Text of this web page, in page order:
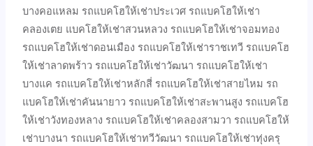
บางคอแหลม รถแบคโฮให้เช่าประเวศ รถแบคโฮให้เช่า
คลองเตย แบคโฮให้เช่าสวนหลวง รถแบคโฮให้เช่าจอมทอง
รถแบคโฮให้เช่าดอนเมือง รถแบคโฮให้เช่าราชเทวี รถแบคโฮ
ให้เช่าลาดพร้าว รถแบคโฮให้เช่าวัฒนา รถแบคโฮให้เช่า
บางแค รถแบคโฮให้เช่าหลักสี่ รถแบคโฮให้เช่าสายไหม รถ
แบคโฮให้เช่าคันนายาว รถแบคโฮให้เช่าสะพานสูง รถแบคโฮ
ให้เช่าวังทองหลาง รถแบคโฮให้เช่าคลองสามวา รถแบคโฮให้
เช่าบางนา รถแบคโฮให้เช่าทวีวัฒนา รถแบคโฮให้เช่าทุ่งครุ